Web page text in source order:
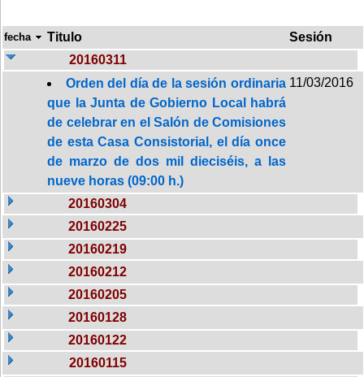
fecha Titulo
Sesión
20160311
Orden del día de la sesión ordinaria
que la Junta de Gobierno Local habrá
de celebrar en el Salón de Comisiones
de esta Casa Consistorial, el día once
de marzo de dos mil dieciséis, a las
nueve horas (09:00 h.)
11/03/2016
20160304
20160225
20160219
20160212
20160205
20160128
20160122
20160115